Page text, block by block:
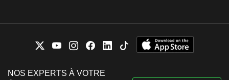
NOS EXPERTS À VOTRE